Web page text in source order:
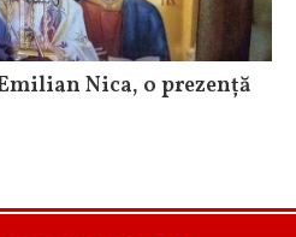
Nica, o prezență